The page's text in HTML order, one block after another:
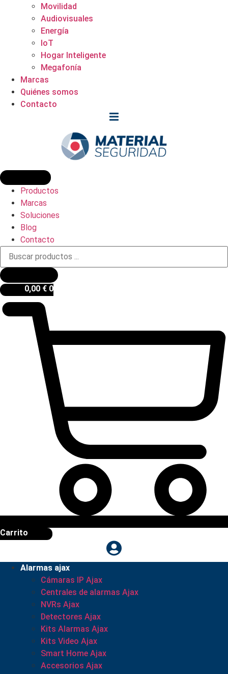
Movilidad
Audiovisuales
Energía
IoT
Hogar Inteligente
Megafonía
Marcas
Quiénes somos
Contacto
Productos
Marcas
Soluciones
Blog
Contacto
Búsqueda
productos
0,00 € 0
Carrito
Alarmas ajax
Cámaras IP Ajax
Centrales de alarmas Ajax
NVRs Ajax
Detectores Ajax
Kits Alarmas Ajax
Kits Video Ajax
Smart Home Ajax
Accesorios Ajax